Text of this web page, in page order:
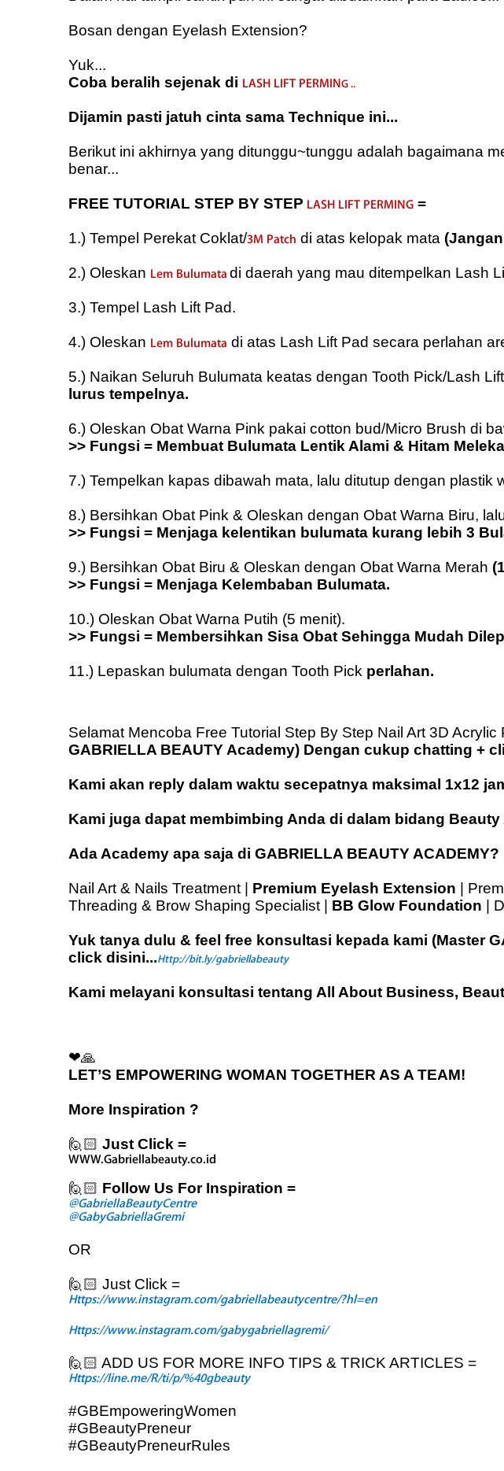
Bosan dengan Eyelash Extension?
Yuk...
Coba beralih sejenak di LASH LIFT PERMING ..
Dijamin pasti jatuh cinta sama Technique ini...
Berikut ini akhirnya yang ditunggu~tunggu adalah bagaimana
benar...
FREE TUTORIAL STEP BY STEP LASH LIFT PERMING =
1.) Tempel Perekat Coklat/3M Patch di atas kelopak mata
2.) Oleskan Lem Bulumata di daerah yang mau ditempelkan Lash
3.) Tempel Lash Lift Pad.
4.) Oleskan Lem Bulumata di atas Lash Lift Pad secara perlahan
5.) Naikan Seluruh Bulumata keatas dengan Tooth Pick/Lash
lurus tempelnya.
6.) Oleskan Obat Warna Pink pakai cotton bud/Micro Brush di
>> Fungsi = Membuat Bulumata Lentik Alami & Hitam
7.) Tempelkan kapas dibawah mata, lalu ditutup dengan plastik
8.) Bersihkan Obat Pink & Oleskan dengan Obat Warna Biru,
>> Fungsi = Menjaga kelentikan bulumata kurang lebih 3
9.) Bersihkan Obat Biru & Oleskan dengan Obat Warna Merah
>> Fungsi = Menjaga Kelembaban Bulumata.
10.) Oleskan Obat Warna Putih (5 menit).
>> Fungsi = Membersihkan Sisa Obat Sehingga Mudah
11.) Lepaskan bulumata dengan Tooth Pick perlahan.
Selamat Mencoba Free Tutorial Step By Step Nail Art 3D Acrylic
GABRIELLA BEAUTY Academy) Dengan cukup chatting +
Kami akan reply dalam waktu secepatnya maksimal 1x12
Kami juga dapat membimbing Anda di dalam bidang
Ada Academy apa saja di GABRIELLA BEAUTY ACADEMY?
Nail Art & Nails Treatment | Premium Eyelash Extension |
Threading & Brow Shaping Specialist |
BB Glow Foundation |
Yuk tanya dulu & feel free konsultasi kepada kami (Master
click disini...Http://bit.ly/gabriellabeauty
Kami melayani konsultasi tentang All About Business,
❤🙏
LET’S EMPOWERING WOMAN TOGETHER AS A TEAM!
More Inspiration ?
🙋🏻 Just Click =
WWW.Gabriellabeauty.co.id
🙋🏻 ‍ Follow Us For Inspiration =
@GabriellaBeautyCentre
@GabyGabriellaGremi
OR
🙋🏻 ‍ Just Click =
Https://www.instagram.com/gabriellabeautycentre/?hl=en
Https://www.instagram.com/gabygabriellagremi/
🙋🏻 ‍ ADD US FOR MORE INFO TIPS & TRICK ARTICLES =
Https://line.me/R/ti/p/%40gbeauty
#GBEmpoweringWomen
#GBeautyPreneur
#GBeautyPreneurRules